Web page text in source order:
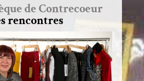
de Contrecoeur
rencontres